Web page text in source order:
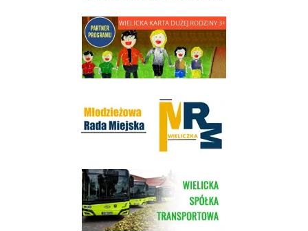
link do strony - Wielicka Karta Dużej Rodziny
link do strony Wielickiej Spółki Transportowej